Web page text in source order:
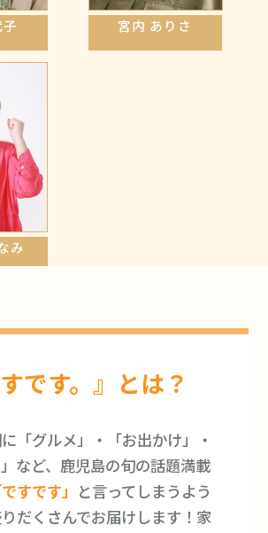
宮内 ありさ
み
すです。』とは？
「グルメ」・「お出かけ」・
」など、鹿児島の旬の話題満載
ですです」 と言ってしまうよう
だくさんでお届けします！家